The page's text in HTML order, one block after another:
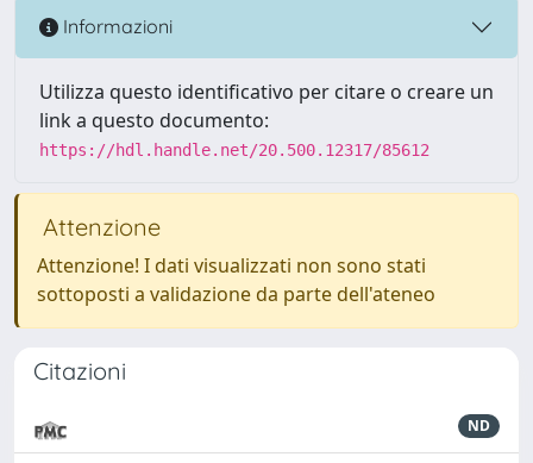
Informazioni
Utilizza questo identificativo per citare o creare un
link a questo documento:
https://hdl.handle.net/20.500.12317/85612
Attenzione
Attenzione! I dati visualizzati non sono stati
sottoposti a validazione da parte dell'ateneo
Citazioni
ND